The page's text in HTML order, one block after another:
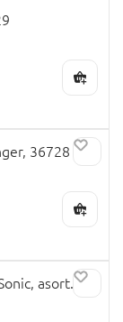
36728
asort.,